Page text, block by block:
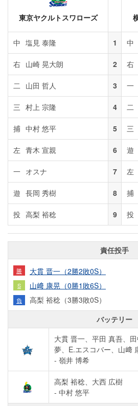
東京ヤクルトスワローズ
中 塩見 泰隆 1 中
右 山崎 晃大朗 2 右
二 山田 哲人 3 一
三 村上 宗隆 4 二
捕 中村 悠平 5 三
左 青木 宣親 6 遊
一 オスナ 7 左
遊 長岡 秀樹 8 捕
投 高梨 裕稔 9 投
責任投手
勝 大貫 晋一（2勝2敗0S）
S 山﨑 康晃（0勝1敗6S）
負
高梨 裕稔（3勝3敗0S）
バッテリー
大貫 晋一、平田 真吾、
夢、E.エスコバー、山﨑
- 嶺井 博希
高梨 裕稔、大西 広樹
- 中村 悠平